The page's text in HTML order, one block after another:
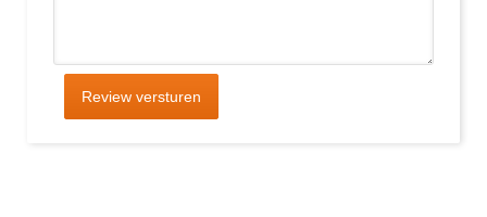
Review versturen